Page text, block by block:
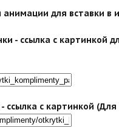
для вставки в
- ссылка с картинкой
ссылка с картинкой